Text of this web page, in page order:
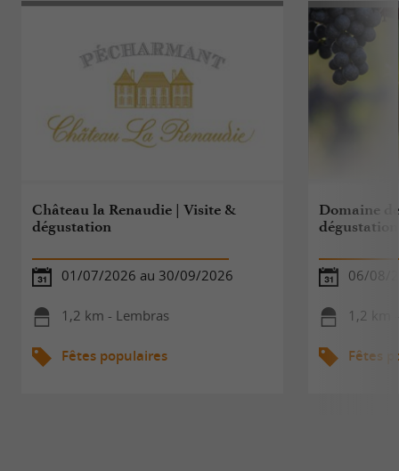
Château la Renaudie | Visite &
dégustation
01/07/2026 au 30/09/2026
1,2 km - Lembras
Fêtes populaires
Domaine
dégustation
06/08/
1,2 km
Fêtes